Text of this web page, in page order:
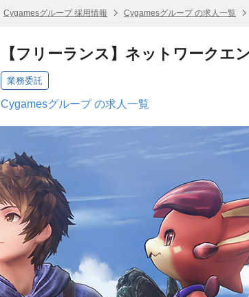
Cygamesグループ 採用情報 Cygamesグループ の求人一覧
【フリーランス】ネットワークエ
業務委託
Cygamesグループ の求人一覧